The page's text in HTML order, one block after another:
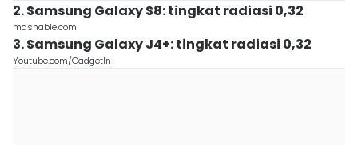
2. Samsung Galaxy S8: tingkat radiasi 0,32
mashable.com
3. Samsung Galaxy J4+: tingkat radiasi 0,32
Youtube.com/GadgetIn